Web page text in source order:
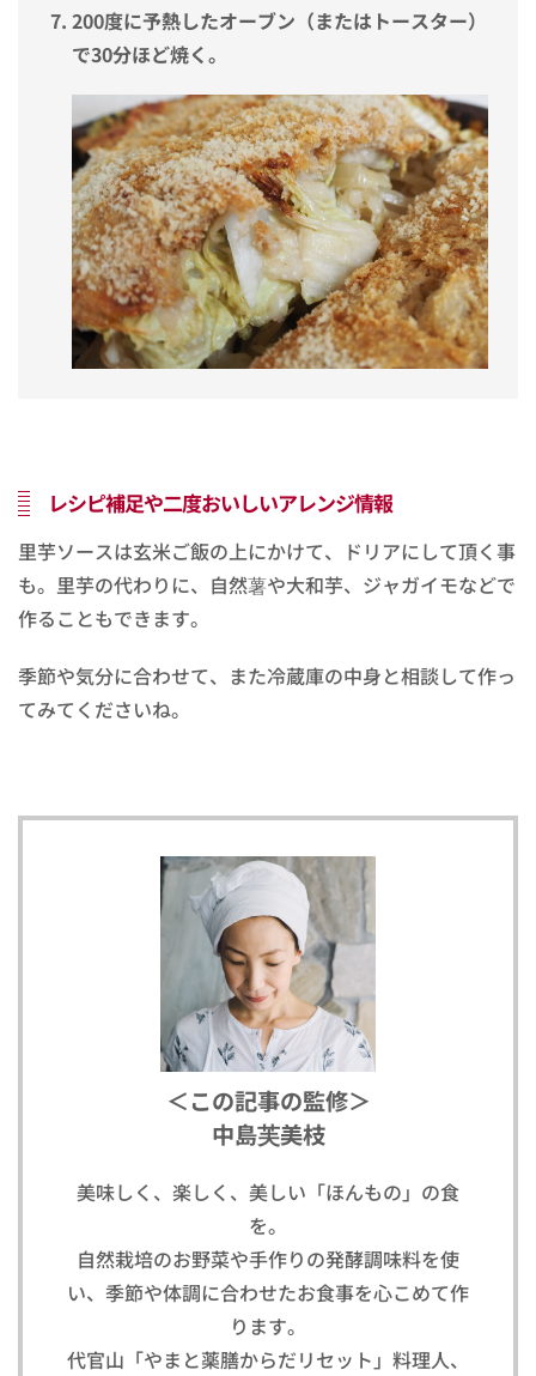
200度に予熱したオーブン（またはトースター）
で30分ほど焼く。
レシピ補足や二度おいしいアレンジ情報
里芋ソースは玄米ご飯の上にかけて、ドリアにして頂く事
も。里芋の代わりに、自然薯や大和芋、ジャガイモなどで
作ることもできます。
季節や気分に合わせて、また冷蔵庫の中身と相談して作っ
てみてくださいね。
＜この記事の監修＞
中島芙美枝
美味しく、楽しく、美しい「ほんもの」の食
を。
自然栽培のお野菜や手作りの発酵調味料を使
い、季節や体調に合わせたお食事を心こめて作
ります。
代官山「やまと薬膳からだリセット」料理人、